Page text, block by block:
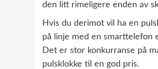
den litt rimeligere enden av
Hvis du derimot vil ha en
på linje med en smarttelefon
Det er stor konkurranse på
pulsklokke til en god pris.